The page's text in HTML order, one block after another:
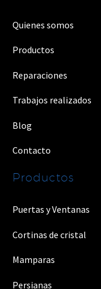
Quienes somos
Productos
Reparaciones
Trabajos realizados
Blog
Contacto
Productos
Puertas y Ventanas
Cortinas de cristal
Mamparas
Persianas